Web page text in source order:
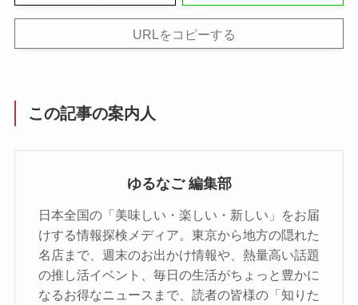
URLをコピーする
この記事の案内人
ゆるなご 編集部
日本全国の「美味しい・楽しい・新しい」をお届
けする情報探検メディア。東京から地方の隠れた
名店まで、週末のお出かけ情報や、熱量高い話題
の推し活イベント、毎日の生活がちょっと豊かに
なるお得なニュースまで、読者の皆様の「知りた